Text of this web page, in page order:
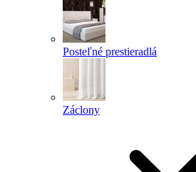
Posteľné prestieradlá
Záclony